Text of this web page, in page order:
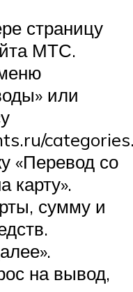
страницу
МТС.
или
«Перевод со
карту».
сумму и
на вывод,